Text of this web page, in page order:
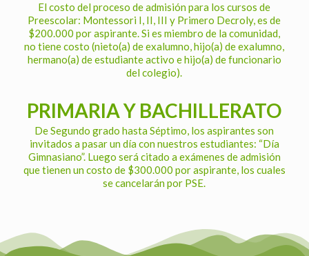
El costo del proceso de admisión para los cursos de
Preescolar: Montessori I, II, III y Primero Decroly, es de
$200.000 por aspirante. Si es miembro de la comunidad,
no tiene costo (nieto(a) de exalumno, hijo(a) de exalumno,
hermano(a) de estudiante activo e hijo(a) de funcionario
del colegio).
PRIMARIA Y BACHILLERATO
De Segundo grado hasta Séptimo, los aspirantes son
invitados a pasar un día con nuestros estudiantes: “Día
Gimnasiano”. Luego será citado a exámenes de admisión
que tienen un costo de $300.000 por aspirante, los cuales
se cancelarán por PSE.